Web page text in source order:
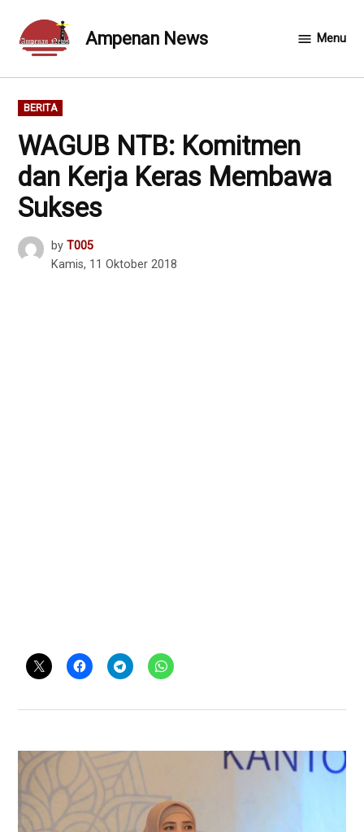
content
Ampenan News Menu
POSTED
IN
BERITA
WAGUB NTB: Komitmen
dan Kerja Keras Membawa
Sukses
by T005
Kamis, 11 Oktober 2018